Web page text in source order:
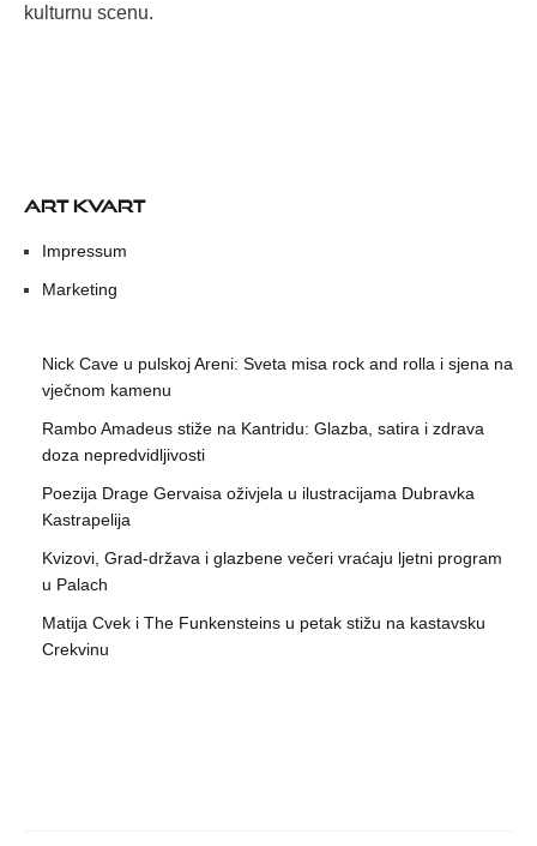
kulturnu scenu.
ART KVART
Impressum
Marketing
Nick Cave u pulskoj Areni: Sveta misa rock and rolla i sjena na
vječnom kamenu
Rambo Amadeus stiže na Kantridu: Glazba, satira i zdrava
doza nepredvidljivosti
Poezija Drage Gervaisa oživjela u ilustracijama Dubravka
Kastrapelija
Kvizovi, Grad-država i glazbene večeri vraćaju ljetni program
u Palach
Matija Cvek i The Funkensteins u petak stižu na kastavsku
Crekvinu